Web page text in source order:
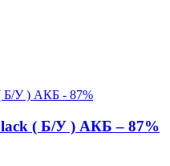
( Б/У ) АКБ – 87%